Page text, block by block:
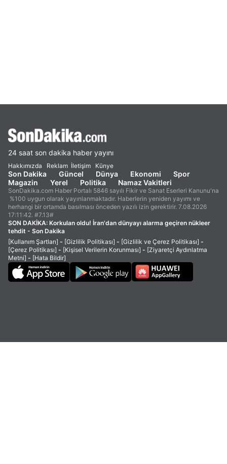
24 saat son dakika haber yayını
Hakkımızda Reklam İletişim Künye
Son Dakika Güncel Dünya Ekonomi
Spor
Magazin
Yerel Politika Namaz Vakitleri
SonDakika.com Haber Portalı 5846 sayılı Fikir ve Sanat Eserleri Kanunu'na
%100 uygun olarak yayınlanmaktadır. Haberlerin yeniden yayımı ve
herhangi bir ortamda basılması önceden yazılı izin gerektirir. 7.08.2026
17:11:42. #7.13#
SON DAKİKA: Korkulan oldu! İran'dan dünyayı alarma geçiren nükleer
tehdit - Son Dakika
[Kullanım Şartları] - [Gizlilik Politikası] - [Gizlilik ve Çerez Politikası] -
[Çerez Politikası] - [Kişisel Verilerin Korunması] - [Ziyaretçi Aydınlatma
Metni] - [Hata Bildir]